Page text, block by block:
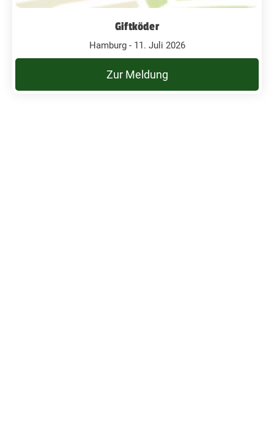
Giftköder
Hamburg - 11. Juli 2026
Zur Meldung